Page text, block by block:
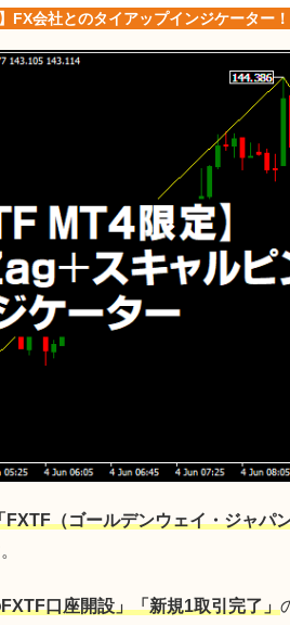
FX会社とのタイアップインジケーター！
FXTF（ゴールデンウェイ・ジャパ
口座開設」「新規1取引完了」